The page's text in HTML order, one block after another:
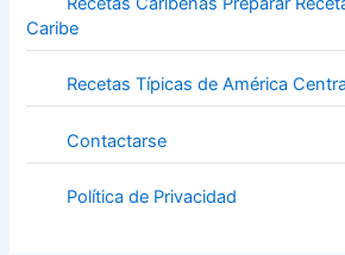
Caribe
Recetas Típicas de América
Contactarse
Política de Privacidad